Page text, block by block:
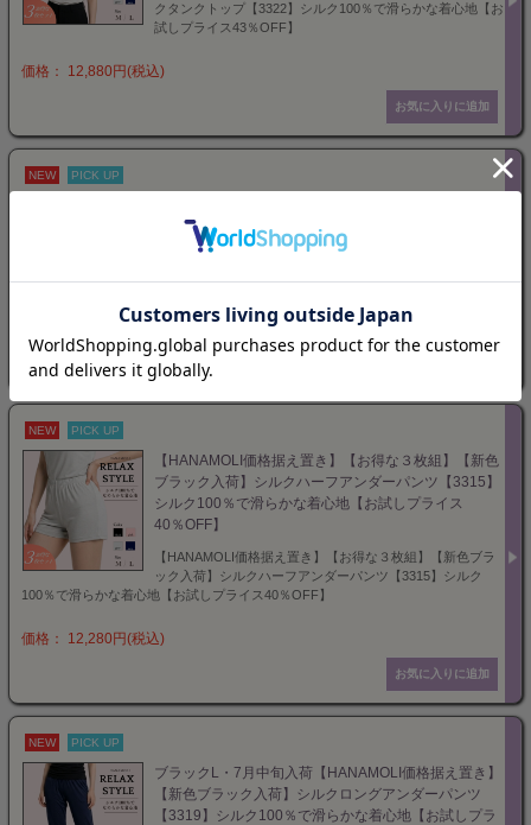
クタンクトップ【3322】シルク100％で滑らかな着心地【お
試しプライス43％OFF】
価格： 12,880円(税込)
NEW PICK UP
き】【お得な３枚組】シルクVネック長袖インナー
【3325】シルク100％で滑らかな着心地【お試しプラ
価格： 18,590円(税込)
NEW PICK UP
【HANAMOLI価格据え置き】【お得な３枚組】【新色
ブラック入荷】シルクハーフアンダーパンツ【3315】
シルク100％で滑らかな着心地【お試しプライス
40％OFF】
【HANAMOLI価格据え置き】【お得な３枚組】【新色ブラ
ック入荷】シルクハーフアンダーパンツ【3315】シルク
100％で滑らかな着心地【お試しプライス40％OFF】
価格： 12,280円(税込)
NEW PICK UP
ブラックL・7月中旬入荷【HANAMOLI価格据え置き】
【新色ブラック入荷】シルクロングアンダーパンツ
【3319】シルク100％で滑らかな着心地【お試しプラ